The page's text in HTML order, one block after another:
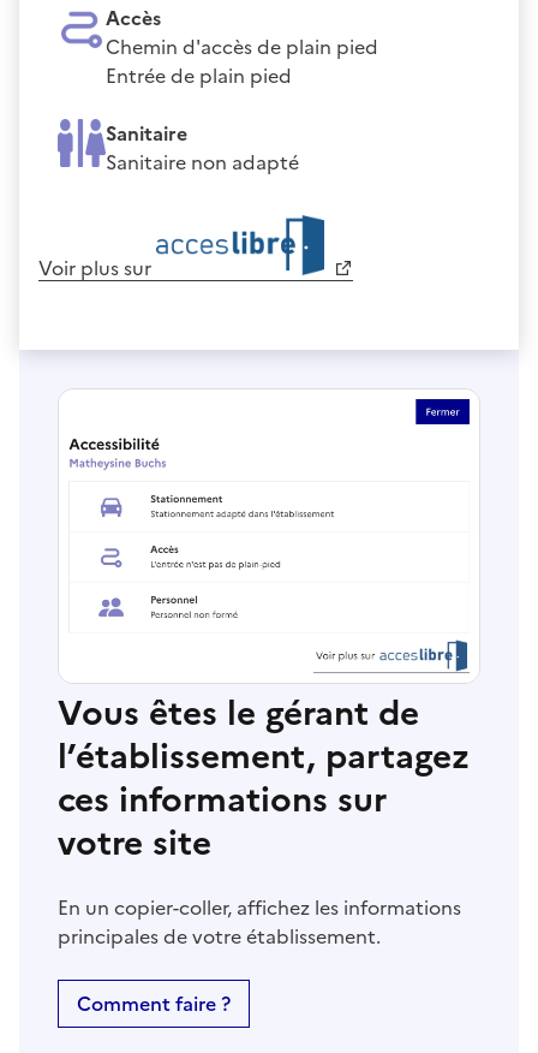
Accès
Chemin d'accès de plain pied
Entrée de plain pied
Sanitaire
Sanitaire non adapté
Voir plus sur
Vous êtes le gérant de
l’établissement, partagez
ces informations sur
votre site
En un copier-coller, affichez les informations
principales de votre établissement.
Comment faire ?